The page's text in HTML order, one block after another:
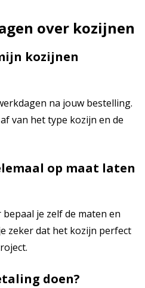
over kozijnen
kozijnen
na jouw bestelling.
van het type kozijn en de
op maat laten
je zelf de maten en
zeker dat het kozijn perfect
doen?